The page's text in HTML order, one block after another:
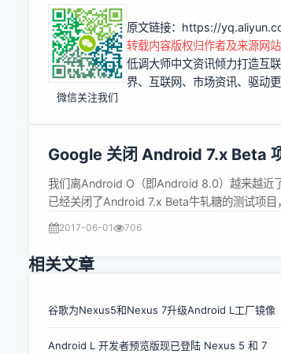
微信关注我们
原文链接： https://
转载内容版权归作者及来源网站
低调大师中文资讯倾力打造互
界、互联网、市场资讯、驱动
Google 关闭 Android 7.x Beta
接 Android O
我们离Android O（即Android 8.0）越来越近
已经关闭了Android 7.x Beta牛轧糖的测试项目
机型用户提前尝鲜新版。新版Android O按照
为一种零食，目前大家都猜这个名字应该是美
奥（Oreo）。 新版Android的正式发布会在5月
开的谷歌I/O大会上，不过早在3月21日，
的Android O测试版本会在I/O大会上公布，到时
为是早期版本，肯定会有很多Bug与问题。 目
2017-06-01 706
相关文章
谷歌为Nexus5和Nexus 7升级Android L工厂镜像
Android L 开发者预览版现已登陆 Nexus 5 和 7